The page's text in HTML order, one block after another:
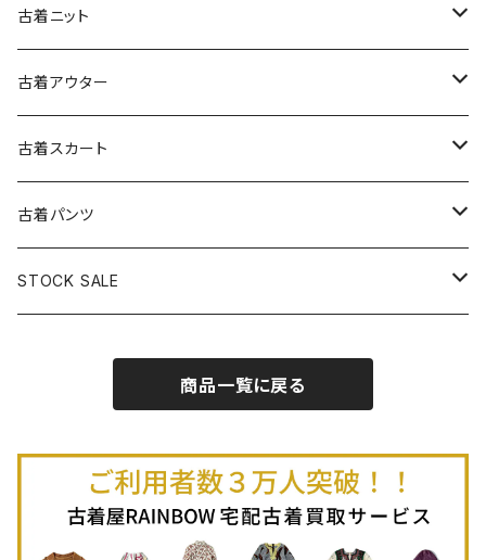
古着ノースリーブワンピース
古着キャミソールワンピース
古着ベアトップワンピース
古着オールインワン
古着オーバーオール
古着半袖シャツ・ブラウス
古着ノースリーブシャツ・ブラウス
古着スウェット&パーカー
古着スウェット
古着パーカー
古着プルオーバー
古着長袖プルオーバー
古着半袖プルオーバー
古着Ｔシャツ
古着長袖Ｔシャツ
古着半袖Ｔシャツ
古着ベスト
古着キャミソール
古着ポロシャツ
古着長袖ポロシャツ
古着スウェット
古着ニット
古着セーター
古着カーディガン
古着半袖ニット
古着ニットアウター
古着アウター
古着ライトジャケット
古着ライトコート
古着ヘビージャケット
古着羽織り
古着スカート
古着ロング丈スカート (丈76cm-)
古着膝丈スカート (丈56-75cm)
古着ミニ丈スカート (丈56-75cm)
古着パンツ
古着ロング丈パンツ
STOCK SALE
Autumn / Winter
商品一覧に戻る